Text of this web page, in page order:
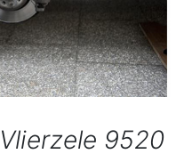
9520